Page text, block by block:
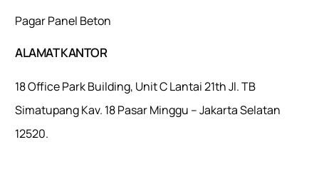
Pagar Panel Beton
ALAMAT KANTOR
18 Office Park Building, Unit C Lantai 21th Jl. TB
Simatupang Kav. 18 Pasar Minggu – Jakarta Selatan
12520.